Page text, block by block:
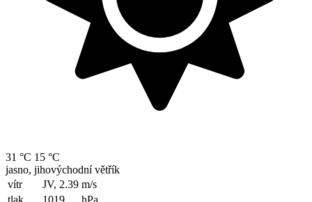
31 °C 15 °C
jasno, jihovýchodní větřík
vítr
JV, 2.39 m/s
tlak
1019 hPa